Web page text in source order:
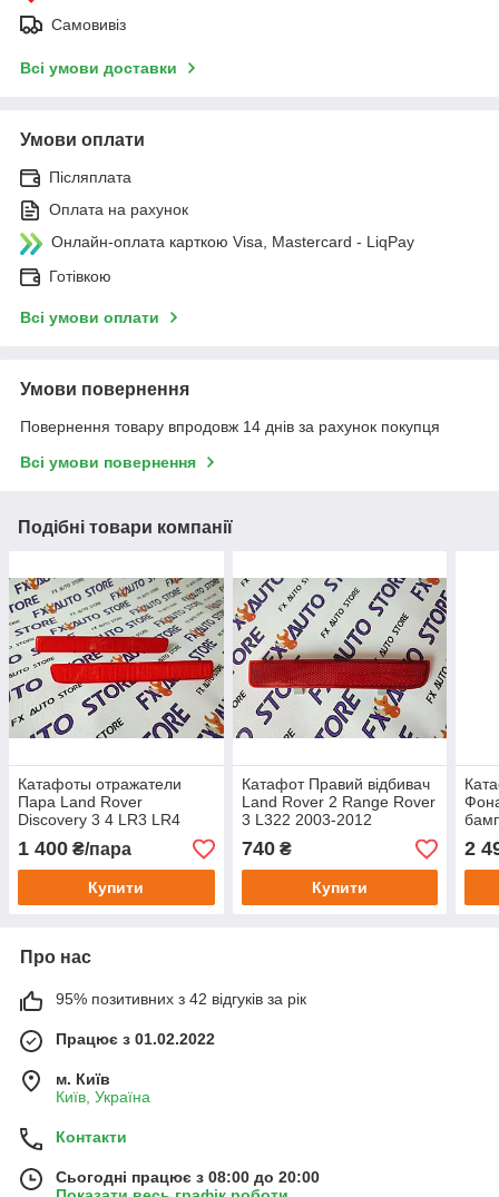
Самовивіз
Всі умови доставки
Умови оплати
Післяплата
Оплата на рахунок
Онлайн-оплата карткою Visa, Mastercard - LiqPay
Готівкою
Всі умови оплати
Умови повернення
Повернення товару впродовж 14 днів за рахунок покупця
Всі умови повернення
Подібні товари компанії
Катафоты отражатели
Пара Land Rover
Discovery 3 4 LR3 LR4
Range Rover Sport L320
XFF500030 XFF500020
1 400 ₴/пара
Купити
Катафот Правий відбивач
Land Rover 2 Range Rover
3 L322 2003-2012
Freelander 2 L359 / LR2
LBVG10014RH LR006349
740₴
Купити
2
Про нас
95% позитивних з 42 відгуків за рік
Працює з 01.02.2022
м. Київ
Київ, Україна
Контакти
Сьогодні працює з 08:00 до 20:00